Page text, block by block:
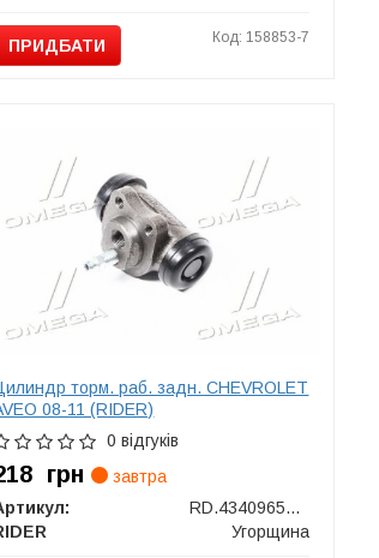
ПРИДБАТИ Код: 158853-7
торм. раб. задн. CHEVROLET
08-11 (RIDER)
0 відгуків
грн
завтра
RD.434096574718
Угорщина